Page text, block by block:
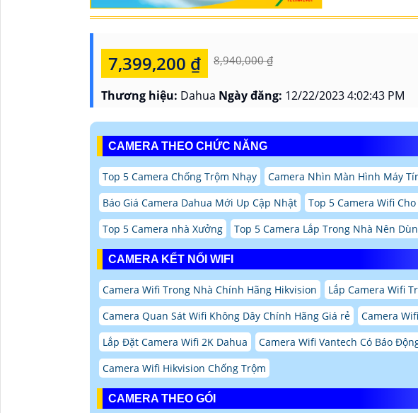
7,399,200 ₫ 8,940,000 ₫
Thương hiệu: Dahua Ngày đăng: 12/22/2023 4:02:43 PM
CAMERA THEO CHỨC NĂNG
Top 5 Camera Chống Trộm Nhạy
Camera Nhìn Màn Hình Máy
Báo Giá Camera Dahua Mới Up Cập Nhật
Top 5 Camera Wifi
Top 5 Camera nhà Xưởng
Top 5 Camera Lắp Trong Nhà Nên
CAMERA KẾT NỐI WIFI
Camera Wifi Trong Nhà Chính Hãng Hikvision
Lắp Camera Wifi
Camera Quan Sát Wifi Không Dây Chính Hãng Giá rẻ
Camera
Lắp Đặt Camera Wifi 2K Dahua
Camera Wifi Vantech Có Báo
Camera Wifi Hikvision Chống Trộm
CAMERA THEO GÓI